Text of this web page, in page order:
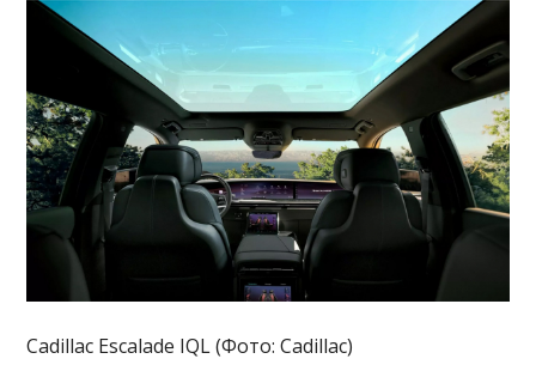
Cadillac Escalade IQL (Фото: Cadillac)